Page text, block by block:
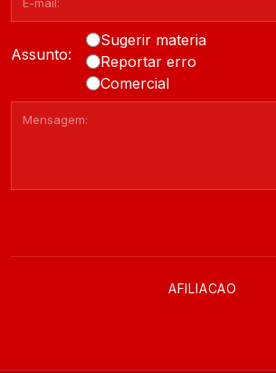
Assunto:
Sugerir materia
Reportar erro
Comercial
AFILIACAO